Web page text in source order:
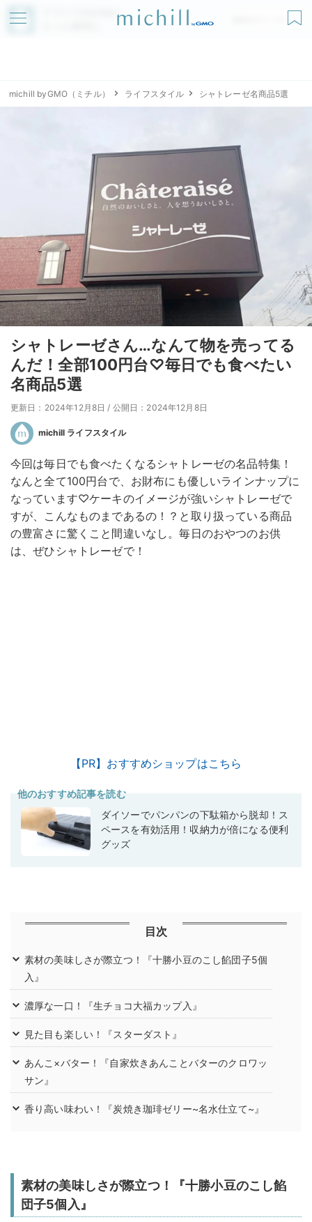
アプリでmichillが
無料ダウンロード
michill byGMO（ミチル） ライフスタイル シャトレーゼ名商品5選
シャトレーゼさん…なんて物を売ってる
んだ！全部100円台♡毎日でも食べたい
名商品5選
更新日：2024年12月8日 / 公開日：2024年12月8日
michill ライフスタイル
今回は毎日でも食べたくなるシャトレーゼの名品特集！
なんと全て100円台で、お財布にも優しいラインナップに
なっています♡ケーキのイメージが強いシャトレーゼで
すが、こんなものまであるの！？と取り扱っている商品
の豊富さに驚くこと間違いなし。毎日のおやつのお供
は、ぜひシャトレーゼで！
【PR】おすすめショップはこちら
他のおすすめ記事を読む
ダイソーでパンパンの下駄箱から脱却！ス
ペースを有効活用！収納力が倍になる便利
グッズ
目次
素材の美味しさが際立つ！『十勝小豆のこし餡団子5個
入』
濃厚な一口！『生チョコ大福カップ入』
見た目も楽しい！『スターダスト』
あんこ×バター！『自家炊きあんことバターのクロワッ
サン』
香り高い味わい！『炭焼き珈琲ゼリー~名水仕立て~』
素材の美味しさが際立つ！『十勝小豆のこし餡
団子5個入』